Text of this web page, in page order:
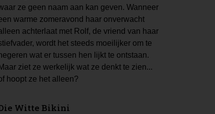
ze geen naam aan kan geven. Wanneer
warme zomeravond haar onverwacht
achterlaat met Rolf, de vriend van haar
wordt het steeds moeilijker om te
wat er tussen hen lijkt te ontstaan.
Maar ziet ze werkelijk wat ze denkt te zien...
hoopt ze het alleen?
Witte Bikini